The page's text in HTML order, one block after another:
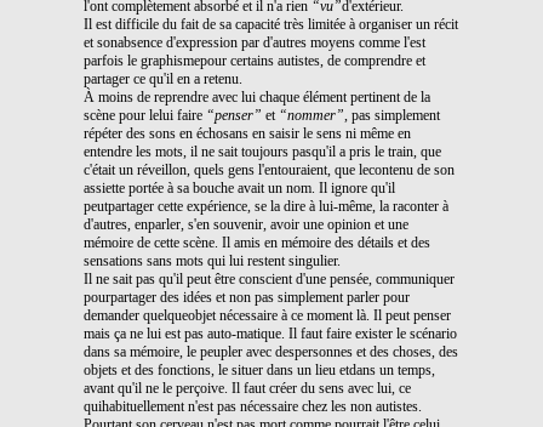
l'ont complètement absorbé et il n'a rien “vu”d'extérieur.
Il est difficile du fait de sa capacité très limitée à organiser un récit
et sonabsence d'expression par d'autres moyens comme l'est
parfois le graphismepour certains autistes, de comprendre et
partager ce qu'il en a retenu.
À moins de reprendre avec lui chaque élément pertinent de la
scène pour lelui faire “penser” et “nommer”, pas simplement
répéter des sons en échosans en saisir le sens ni même en
entendre les mots, il ne sait toujours pasqu'il a pris le train, que
c'était un réveillon, quels gens l'entouraient, que lecontenu de son
assiette portée à sa bouche avait un nom. Il ignore qu'il
peutpartager cette expérience, se la dire à lui-même, la raconter à
d'autres, enparler, s'en souvenir, avoir une opinion et une
mémoire de cette scène. Il amis en mémoire des détails et des
sensations sans mots qui lui restent singulier.
Il ne sait pas qu'il peut être conscient d'une pensée, communiquer
pourpartager des idées et non pas simplement parler pour
demander quelqueobjet nécessaire à ce moment là. Il peut penser
mais ça ne lui est pas auto-matique. Il faut faire exister le scénario
dans sa mémoire, le peupler avec despersonnes et des choses, des
objets et des fonctions, le situer dans un lieu etdans un temps,
avant qu'il ne le perçoive. Il faut créer du sens avec lui, ce
quihabituellement n'est pas nécessaire chez les non autistes.